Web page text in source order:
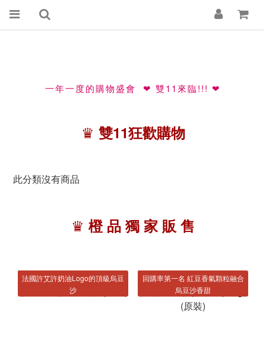
一年一度的購物盛會 ❤ 雙11來臨!!! ❤
♛ 雙11狂歡購物
此分類沒有商品
♛ 橙 品 獨 家 販 售
法國許艾許奶油Logo的頂級烏豆
沙
回購率第一名 紅豆香氣顆粒融合
烏豆沙香甜